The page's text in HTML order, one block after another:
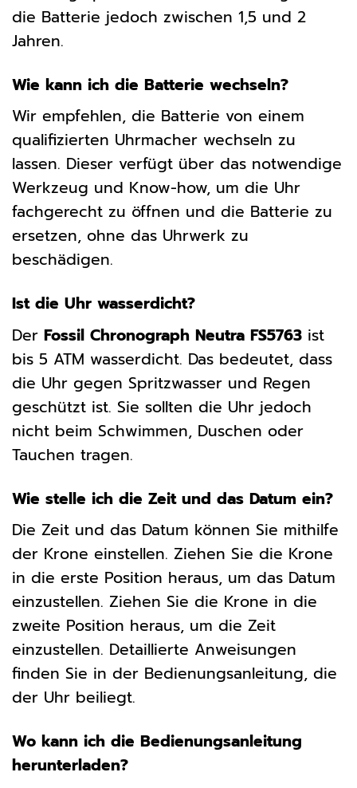
die Batterie jedoch zwischen 1,5 und 2
Jahren.
Wie kann ich die Batterie wechseln?
Wir empfehlen, die Batterie von einem
qualifizierten Uhrmacher wechseln zu
lassen. Dieser verfügt über das notwendige
Werkzeug und Know-how, um die Uhr
fachgerecht zu öffnen und die Batterie zu
ersetzen, ohne das Uhrwerk zu
beschädigen.
Ist die Uhr wasserdicht?
Der Fossil Chronograph Neutra FS5763 ist
bis 5 ATM wasserdicht. Das bedeutet, dass
die Uhr gegen Spritzwasser und Regen
geschützt ist. Sie sollten die Uhr jedoch
nicht beim Schwimmen, Duschen oder
Tauchen tragen.
Wie stelle ich die Zeit und das Datum ein?
Die Zeit und das Datum können Sie mithilfe
der Krone einstellen. Ziehen Sie die Krone
in die erste Position heraus, um das Datum
einzustellen. Ziehen Sie die Krone in die
zweite Position heraus, um die Zeit
einzustellen. Detaillierte Anweisungen
finden Sie in der Bedienungsanleitung, die
der Uhr beiliegt.
Wo kann ich die Bedienungsanleitung
herunterladen?